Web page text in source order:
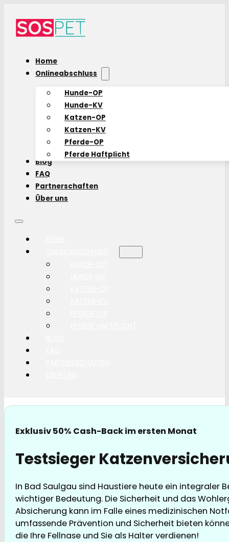
Home
Onlineabschluss
Hunde-OP
Hunde-KV
Katzen-OP
Katzen-KV
Pferde-OP
Pferde Haftplicht
Blog
FAQ
Partnerschaften
Über uns
Exklusiv 50% Cash-Back im ersten Monat
Testsieger
In Bad Saulgau sind Haustiere heute ein integraler
wichtiger Bedeutung. Die Sicherheit und das
Absicherung kann im Falle eines medizinischen
umfassende Prävention und Sicherheit bieten
die Ihre Fellnase und Sie als Halter verdienen!